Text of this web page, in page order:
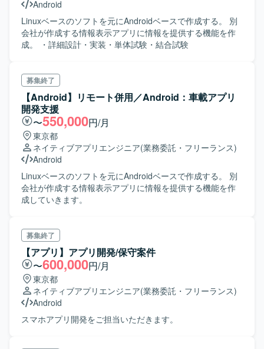
Android
Linuxベースのソフトを元にAndroidベースで作成する。 別
会社が作成する情報表示アプリに情報を提供する機能を作
成。 ・詳細設計・実装・単体試験・結合試験
募集終了
【Android】リモート併用／Android：車載アプリ
開発支援
〜550,000円/月
東京都
ネイティブアプリエンジニア(業務委託・フリーランス)
Android
Linuxベースのソフトを元にAndroidベースで作成する。 別
会社が作成する情報表示アプリに情報を提供する機能を作
成していきます。
募集終了
【アプリ】アプリ開発/保守案件
〜600,000円/月
東京都
ネイティブアプリエンジニア(業務委託・フリーランス)
Android
スマホアプリ開発をご担当いただきます。